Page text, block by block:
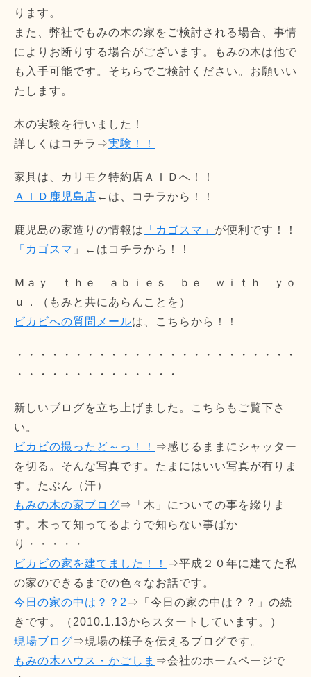
ります。
また、弊社でもみの木の家をご検討される場合、事情
によりお断りする場合がございます。もみの木は他で
も入手可能です。そちらでご検討ください。お願いい
たします。
木の実験を行いました！
詳しくはコチラ⇒実験！！
家具は、カリモク特約店ＡＩＤへ！！
ＡＩＤ鹿児島店 ←は、コチラから！！
鹿児島の家造りの情報は 「カゴスマ」 が便利です！！
「カゴスマ 」←はコチラから！！
Ｍａｙ ｔｈｅ ａｂｉｅｓ ｂｅ ｗｉｔｈ ｙｏ
ｕ．（もみと共にあらんことを）
ビカビへの質問メールは、こちらから！！
・・・・・・・・・・・・・・・・・・・・・・・・
・・・・・・・・・・・・・・
新しいブログを立ち上げました。こちらもご覧下さ
い。
ビカビの撮ったど～っ！！ ⇒感じるままにシャッター
を切る。そんな写真です。たまにはいい写真が有りま
す。たぶん（汗）
もみの木の家ブログ⇒「木」についての事を綴りま
す。木って知ってるようで知らない事ばか
り・・・・・
ビカビの家を建てました！！ ⇒平成２０年に建てた私
の家のできるまでの色々なお話です。
今日の家の中は？？2 ⇒「今日の家の中は？？」の続
きです。（2010.1.13からスタートしています。）
現場ブログ⇒現場の様子を伝えるブログです。
もみの木ハウス・かごしま ⇒会社のホームページで